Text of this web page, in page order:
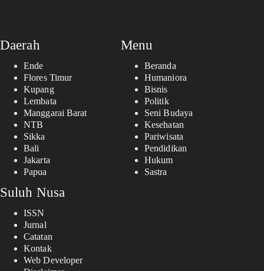
Daerah
Ende
Flores Timur
Kupang
Lembata
Manggarai Barat
NTB
Sikka
Bali
Jakarta
Papua
Menu
Beranda
Humaniora
Bisnis
Politik
Seni Budaya
Kesehatan
Pariwisata
Pendidikan
Hukum
Sastra
Suluh Nusa
ISSN
Jurnal
Catatan
Kontak
Web Developer